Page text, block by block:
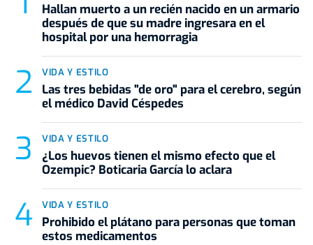
Hallan muerto a un recién nacido en un armario
después de que su madre ingresara en el
hospital por una hemorragia
VIDA Y ESTILO
Las tres bebidas "de oro" para el cerebro, según
el médico David Céspedes
VIDA Y ESTILO
¿Los huevos tienen el mismo efecto que el
Ozempic? Boticaria García lo aclara
VIDA Y ESTILO
Prohibido el plátano para personas que toman
estos medicamentos